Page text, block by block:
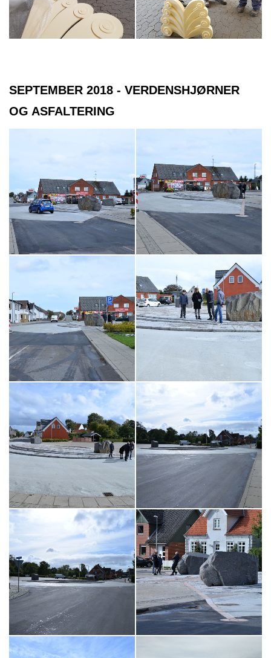
SEPTEMBER 2018 - VERDENSHJØRNER
OG ASFALTERING